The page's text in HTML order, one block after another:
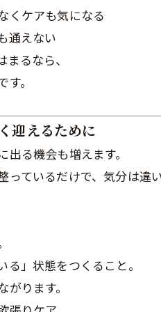
くケアも気になる
通えない
まるなら、
。
迎えるために
出る機会も増えます。
っているだけで、気分は違
る」状態をつくること。
ります。